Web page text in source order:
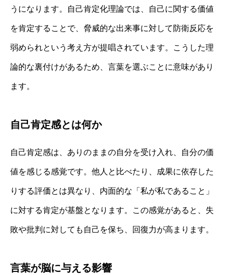
うになります。自己肯定化理論では、自己に関する価値
を肯定することで、脅威的な出来事に対して防衛反応を
弱められという考え方が提唱されています。こうした理
論的な裏付けがあるため、言葉を選ぶことに意味があり
ます。
自己肯定感とは何か
自己肯定感は、ありのままの自分を受け入れ、自分の価
値を感じる感覚です。他人と比べたり、成果に依存した
りする評価とは異なり、内面的な「私が私であること」
に対する肯定が基盤となります。この感覚があると、失
敗や批判に対しても自己を保ち、回復力が高まります。
言葉が脳に与える影響